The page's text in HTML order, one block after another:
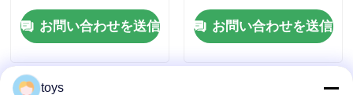
ゾーンアミューズメン
トスライドセット販売
お問い合わせを送信
的な子供用遊具遊びセ
ットを提供します
お問い合わせを送信
toys